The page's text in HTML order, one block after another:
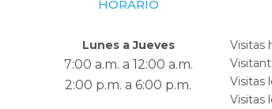
HORARIO
Lunes a Jueves
7:00 a.m. a 12:00 a.m.
2:00 p.m. a 6:00 p.m.
Visitas
Visitas
Visitas